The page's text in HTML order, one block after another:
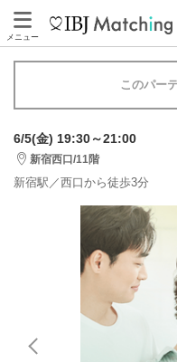
メニュー
このパー
6/5(金) 19:30～21:00
新宿西口/11階
新宿駅／西口から徒歩3分